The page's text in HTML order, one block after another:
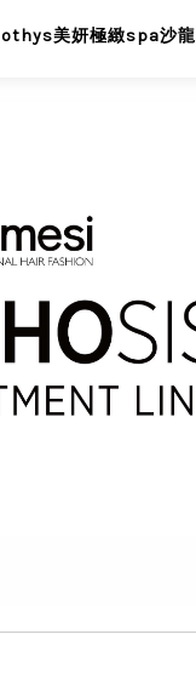
美妍極緻spa沙龍